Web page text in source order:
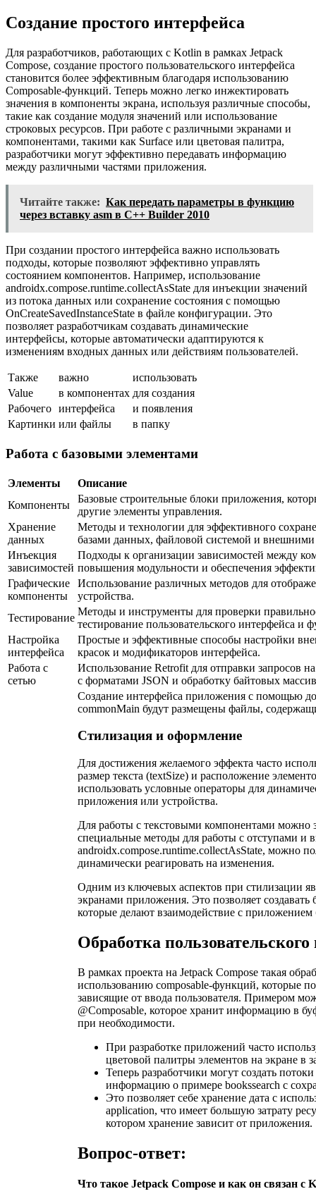
Создание простого интерфейса
Для разработчиков, работающих с Kotlin в рамках Jetpack
Compose, создание простого пользовательского интерфейса
становится более эффективным благодаря использованию
Composable-функций. Теперь можно легко инжектировать
значения в компоненты экрана, используя различные способы,
такие как создание модуля значений или использование
строковых ресурсов. При работе с различными экранами и
компонентами, такими как Surface или цветовая палитра,
разработчики могут эффективно передавать информацию
между различными частями приложения.
Читайте также: Как передать параметры в функцию
через вставку asm в C++ Builder 2010
При создании простого интерфейса важно использовать
подходы, которые позволяют эффективно управлять
состоянием компонентов. Например, использование
androidx.compose.runtime.collectAsState для инъекции значений
из потока данных или сохранение состояния с помощью
OnCreateSavedInstanceState в файле конфигурации. Это
позволяет разработчикам создавать динамические
интерфейсы, которые автоматически адаптируются к
изменениям входных данных или действиям пользователей.
Также важно
использовать
Value
в компонентах для создания
Рабочего интерфейса
и появления
Картинки или файлы в папку
Работа с базовыми элементами
Элементы
Описание
Компоненты
Базовые строительные блоки приложения,
другие элементы управления.
Хранение
данных
Методы и технологии для эффективного
базами данных, файловой системой и
Инъекция
зависимостей
Подходы к организации зависимостей между
повышения модульности и обеспечения
Графические
компоненты
Использование различных методов для
устройства.
Тестирование
Методы и инструменты для проверки
тестирование пользовательского интерфейса
Настройка
интерфейса
Простые и эффективные способы настройки
красок и модификаторов интерфейса.
Работа с
сетью
Использование Retrofit для отправки запросов
с форматами JSON и обработку байтовых
Создание интерфейса приложения с помощью
commonMain будут размещены файлы,
Стилизация и оформление
Для достижения желаемого эффекта часто
размер текста (textSize) и расположение
использовать условные операторы для
приложения или устройства.
Для работы с текстовыми компонентами можно
специальные методы для работы с отступами
androidx.compose.runtime.collectAsState, можно
динамически реагировать на изменения.
Одним из ключевых аспектов при стилизации
экранами приложения. Это позволяет
которые делают взаимодействие с
Обработка пользовательского
В рамках проекта на Jetpack Compose такая
использованию composable-функций, которые
зависящие от ввода пользователя. Примером
@Composable, которое хранит информацию в
при необходимости.
При разработке приложений часто
цветовой палитры элементов на экране в
Теперь разработчики могут создать
информацию о примере bookssearch с
Это позволяет себе хранение дата с
application, что имеет большую затрату
котором хранение зависит от приложения.
Вопрос-ответ:
Что такое Jetpack Compose и как он связан с